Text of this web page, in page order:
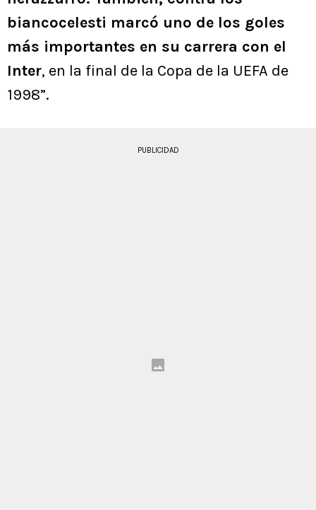
biancocelesti marcó uno de los goles
más importantes en su carrera con el
Inter, en la final de la Copa de la UEFA de
1998”.
PUBLICIDAD